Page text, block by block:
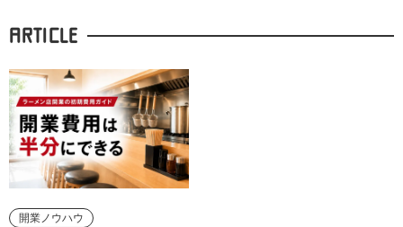
ARTICLE
開業ノウハウ